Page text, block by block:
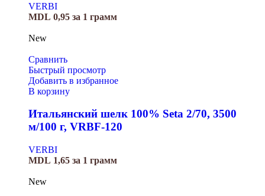
VERBI
MDL 0,95 за 1 грамм
New
Сравнить
Быстрый просмотр
Добавить в избранное
В корзину
Итальянский шелк 100% Seta 2/70, 3500
м/100 г, VRBF-120
VERBI
MDL 1,65 за 1 грамм
New